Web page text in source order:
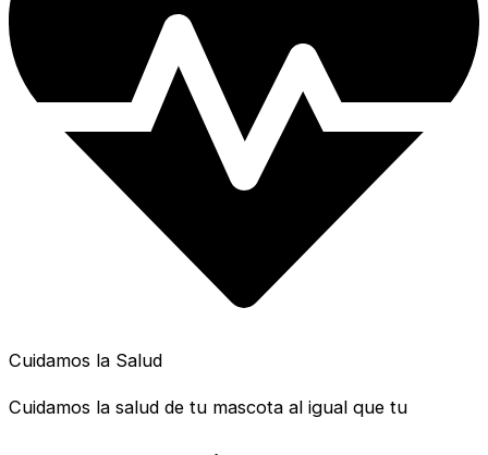
Cuidamos la Salud
Cuidamos la salud de tu mascota al igual que tu